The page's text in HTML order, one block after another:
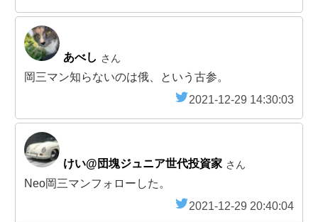
あべし さん
岡三マン知らないのは俄、という古参。
2021-12-29 14:30:03
けい@団塊ジュニア世代投資家 さん
Neo岡三マンフォローした。
2021-12-29 20:40:04